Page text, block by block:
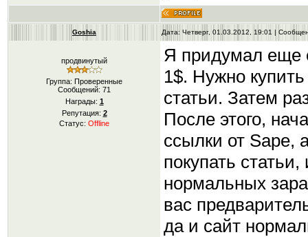
Goshia Дата: Четверг, 01.03.2012, 19:01 |
продвинутый
Группа: Проверенные
Сообщений: 71
Награды: 1
Репутация: 2
Статус: Offline
Я придумал еще
1$. Нужно
статьи. Затем
После этого,
ссылки от Sape,
покупать
нормальных
вас
да и сайт